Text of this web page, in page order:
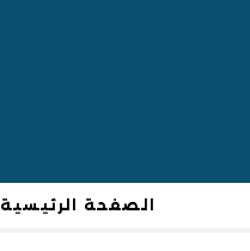
الصفحة الرئيسية